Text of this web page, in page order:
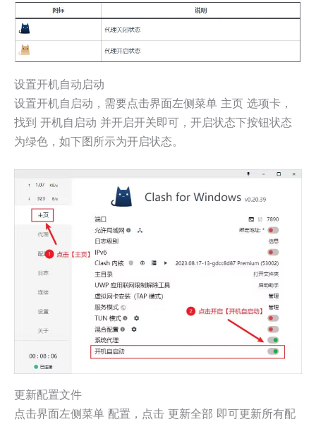
设置开机自动启动
设置开机自启动，需要点击界面左侧菜单 主页 选项卡，
找到 开机自启动 并开启开关即可，开启状态下按钮状态
为绿色，如下图所示为开启状态。
更新配置文件
点击界面左侧菜单 配置 ，点击 更新全部 即可更新所有配